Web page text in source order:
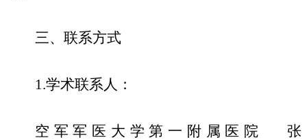
三、联系方式
1.学术联系人 ：
空军军医大学第一附属医院
张